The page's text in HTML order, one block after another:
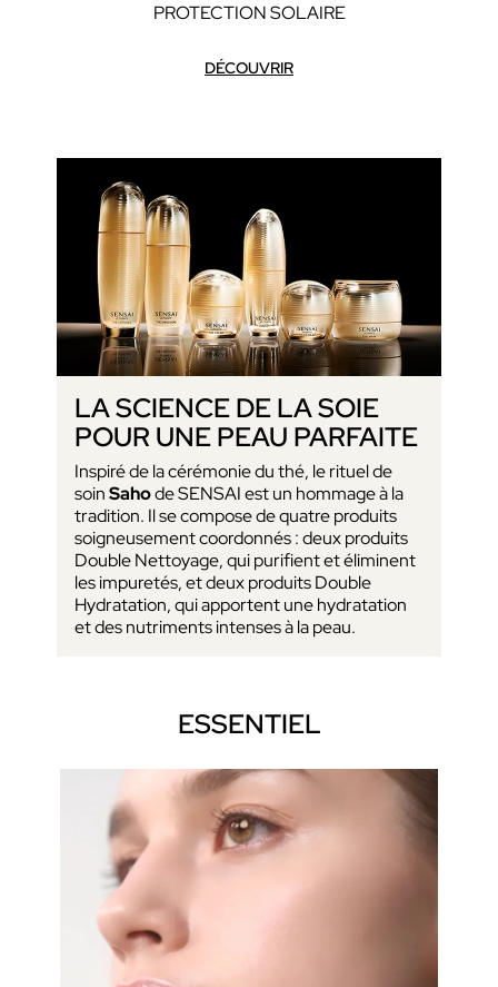
PROTECTION SOLAIRE
DÉCOUVRIR
LA SCIENCE DE LA SOIE
POUR UNE PEAU PARFAITE
Inspiré de la cérémonie du thé, le rituel de
soinSahode SENSAI est un hommage à la
tradition. Il se compose de quatre produits
soigneusement coordonnés : deux produits
Double Nettoyage, qui purifient et éliminent
les impuretés, et deux produits Double
Hydratation, qui apportent une hydratation
et des nutriments intenses à la peau.
ESSENTIEL